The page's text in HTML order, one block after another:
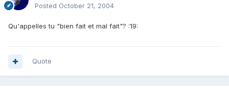
Posted October 21, 2004
Qu'appelles tu "bien fait et mal fait"? :19:
Quote